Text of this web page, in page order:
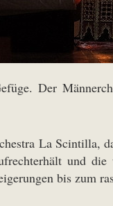
Der
La Scintilla,
und
bis zum